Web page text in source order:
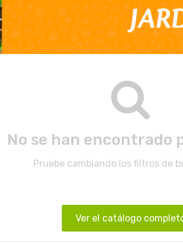
No se han encontrado
Pruebe cambiando los filtros de
Ver el catálogo